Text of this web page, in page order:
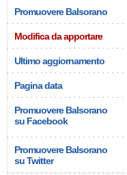
Promuovere Balsorano
Modifica da apportare
Ultimo aggiornamento
Pagina data
Promuovere Balsorano
su Facebook
Promuovere Balsorano
su Twitter